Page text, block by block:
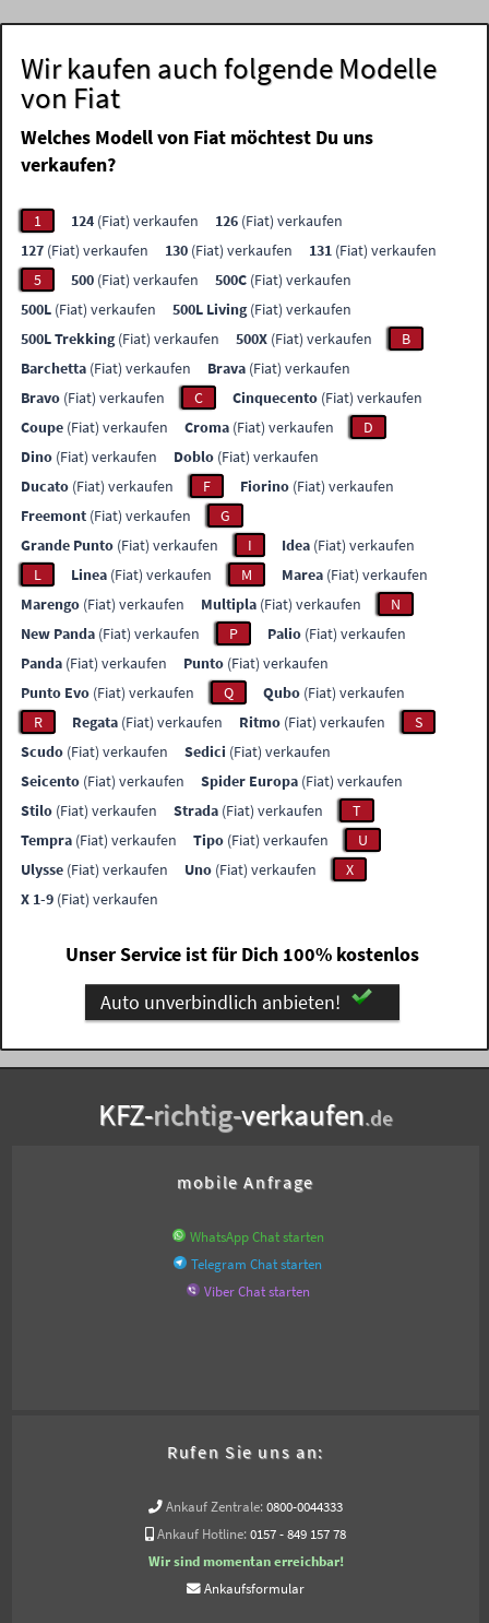
Wir kaufen auch folgende Modelle
von Fiat
Welches Modell von Fiat möchtest Du uns
verkaufen?
1 124 (Fiat) verkaufen 126 (Fiat) verkaufen
127 (Fiat) verkaufen 130 (Fiat) verkaufen 131 (Fiat) verkaufen
5
500 (Fiat) verkaufen 500C (Fiat) verkaufen
500L (Fiat) verkaufen 500L Living(Fiat) verkaufen
500L Trekking(Fiat) verkaufen 500X (Fiat) verkaufen
B
Barchetta (Fiat) verkaufen Brava (Fiat) verkaufen
Bravo (Fiat) verkaufen C Cinquecento (Fiat) verkaufen
Coupe (Fiat) verkaufen Croma (Fiat) verkaufen
D
Dino (Fiat) verkaufen Doblo (Fiat) verkaufen
Ducato (Fiat) verkaufen F Fiorino (Fiat) verkaufen
Freemont (Fiat) verkaufen
G
Grande Punto (Fiat) verkaufen I Idea (Fiat) verkaufen
L
Linea (Fiat) verkaufen M Marea (Fiat) verkaufen
Marengo (Fiat) verkaufen Multipla (Fiat) verkaufen
N
New Panda (Fiat) verkaufen P Palio (Fiat) verkaufen
Panda (Fiat) verkaufen Punto (Fiat) verkaufen
Punto Evo (Fiat) verkaufen Q Qubo (Fiat) verkaufen
R
Regata (Fiat) verkaufen Ritmo (Fiat) verkaufen
S
Scudo (Fiat) verkaufen Sedici (Fiat) verkaufen
Seicento (Fiat) verkaufen Spider Europa (Fiat) verkaufen
Stilo (Fiat) verkaufen Strada (Fiat) verkaufen
T
Tempra (Fiat) verkaufen Tipo (Fiat) verkaufen
U
Ulysse (Fiat) verkaufen Uno (Fiat) verkaufen
X
X 1-9 (Fiat) verkaufen
Unser Service ist für Dich 100% kostenlos
Auto unverbindlich anbieten!
KFZ-richtig-verkaufen.de
mobile Anfrage
WhatsApp Chat starten
Telegram Chat starten
Viber Chat starten
Rufen Sie uns an:
Ankauf Zentrale: 0800-0044333
Ankauf Hotline: 0157 - 849 157 78
Wir sind momentan erreichbar!
Ankaufsformular